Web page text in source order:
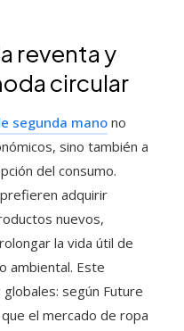
reventa y
circular
segunda manono
sino también a
del consumo.
adquirir
nuevos,
la vida útil de
ambiental. Este
según Future
el mercado de ropa